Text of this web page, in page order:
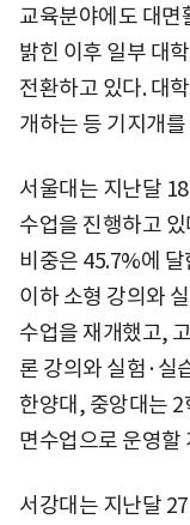
교육분야에도 대면
밝힌 이후 일부 대
전환하고 있다. 대
개하는 등 기지개
서울대는 지난달
수업을 진행하고
비중은 45.7%에
이하 소형 강의와
수업을 재개했고,
론 강의와 실험·실
한양대, 중앙대는 2
면수업으로 운영할
서강대는 지난달